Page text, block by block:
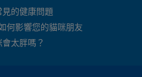
的健康問題
何影響您的貓咪朋友
太胖嗎？